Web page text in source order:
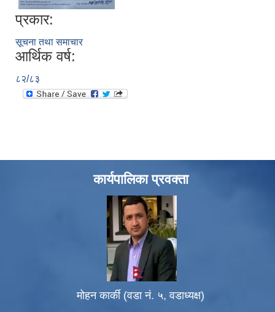
प्रकार:
सूचना तथा समाचार
आर्थिक वर्ष:
८२/८३
कार्यपालिका प्रवक्ता
मोहन कार्की (वडा नं. ५, वडाध्यक्ष)